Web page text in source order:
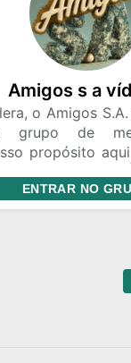
que vire
😏🔥 📣
conversa. ✔
Amigos s a
o Amigos
grupo de
propósito
onde a gente
a gente é, dar
a gente
essa turma
ENTRAR NO